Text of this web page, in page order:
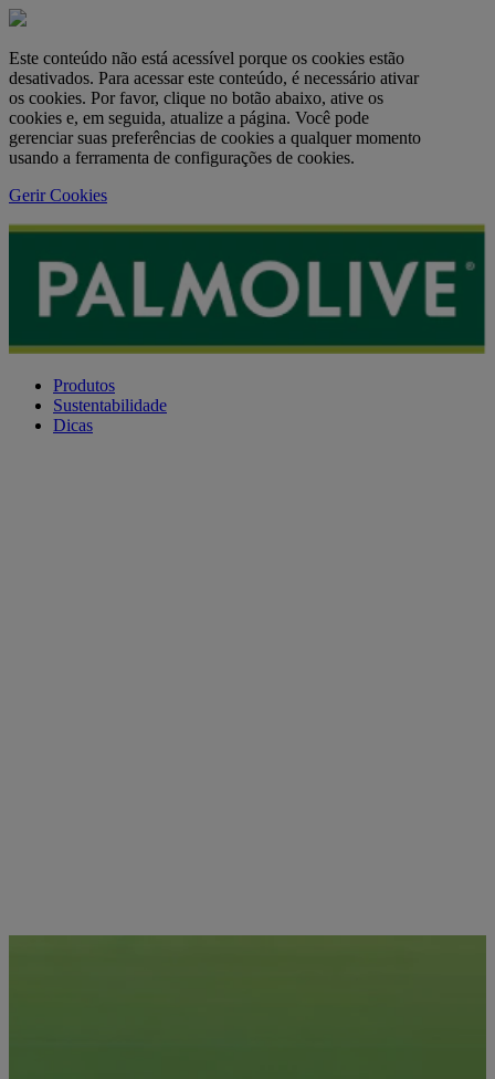
Este conteúdo não está acessível porque os cookies estão
desativados. Para acessar este conteúdo, é necessário ativar
os cookies. Por favor, clique no botão abaixo, ative os
cookies e, em seguida, atualize a página. Você pode
gerenciar suas preferências de cookies a qualquer momento
usando a ferramenta de configurações de cookies.
Gerir Cookies
Produtos
Sustentabilidade
Dicas